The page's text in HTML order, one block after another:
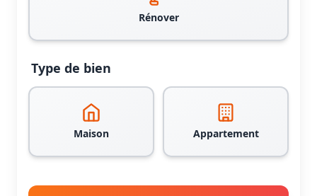
Rénover
Type de bien
Maison Appartement